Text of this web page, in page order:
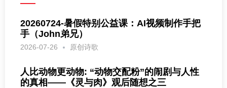
20260724-暑假特别公益课：AI视频制作手把
手（John弟兄）
2026-07-26 原创诗歌
人比动物更动物: “动物交配粉”的闹剧与人性
的真相——《灵与肉》观后随想之三